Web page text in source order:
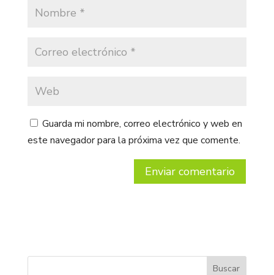
Guarda mi nombre, correo electrónico y web en
este navegador para la próxima vez que comente.